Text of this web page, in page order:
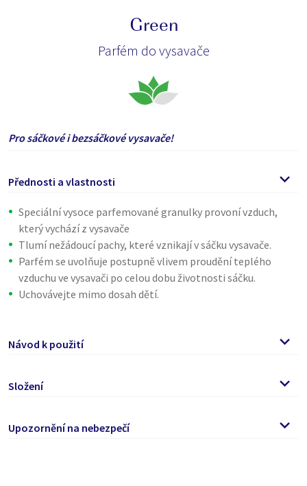
Green
Parfém do vysavače
Pro sáčkové i bezsáčkové vysavače!
Přednosti a vlastnosti
Speciální vysoce parfemované granulky provoní vzduch,
který vychází z vysavače
Tlumí nežádoucí pachy, které vznikají v sáčku vysavače.
Parfém se uvolňuje postupně vlivem proudění teplého
vzduchu ve vysavači po celou dobu životnosti sáčku.
Uchovávejte mimo dosah dětí.
Návod k použití
parfemovaných granulek na koberec a vysajte.
Složení
Linalool, Benzyl benzoate, Citronellol
Upozornění na nebezpečí